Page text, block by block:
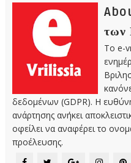
των
Το e-
δεδομένων (GDPR). Η
ανάρτησης ανήκει
οφείλει να αναφέρει το
προέλευσης.